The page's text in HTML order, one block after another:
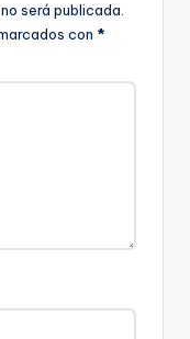
será publicada.
con *